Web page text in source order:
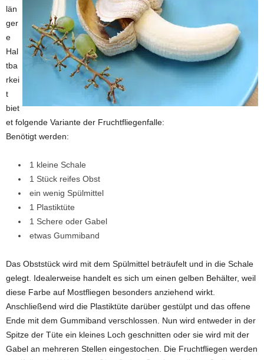
län
ger
e
Hal
tba
rkei
t
biet
et folgende Variante der Fruchtfliegenfalle:
Benötigt werden:
1 kleine Schale
1 Stück reifes Obst
ein wenig Spülmittel
1 Plastiktüte
1 Schere oder Gabel
etwas Gummiband
Das Obststück wird mit dem Spülmittel beträufelt und in die Schale
gelegt. Idealerweise handelt es sich um einen gelben Behälter, weil
diese Farbe auf Mostfliegen besonders anziehend wirkt.
Anschließend wird die Plastiktüte darüber gestülpt und das offene
Ende mit dem Gummiband verschlossen. Nun wird entweder in der
Spitze der Tüte ein kleines Loch geschnitten oder sie wird mit der
Gabel an mehreren Stellen eingestochen. Die Fruchtfliegen werden